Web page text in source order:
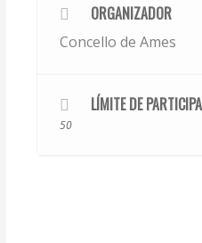
ORGANIZADOR
Concello de Ames
LÍMITE DE
50